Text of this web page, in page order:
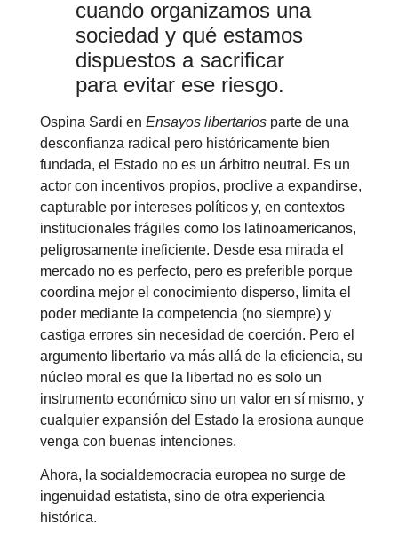
cuando organizamos una
sociedad y qué estamos
dispuestos a sacrificar
para evitar ese riesgo.
Ospina Sardi en Ensayos libertarios parte de una
desconfianza radical pero históricamente bien
fundada, el Estado no es un árbitro neutral. Es un
actor con incentivos propios, proclive a expandirse,
capturable por intereses políticos y, en contextos
institucionales frágiles como los latinoamericanos,
peligrosamente ineficiente. Desde esa mirada el
mercado no es perfecto, pero es preferible porque
coordina mejor el conocimiento disperso, limita el
poder mediante la competencia (no siempre) y
castiga errores sin necesidad de coerción. Pero el
argumento libertario va más allá de la eficiencia, su
núcleo moral es que la libertad no es solo un
instrumento económico sino un valor en sí mismo, y
cualquier expansión del Estado la erosiona aunque
venga con buenas intenciones.
Ahora, la socialdemocracia europea no surge de
ingenuidad estatista, sino de otra experiencia
histórica.